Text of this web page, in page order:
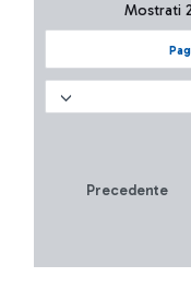
Mostrati
Precedente